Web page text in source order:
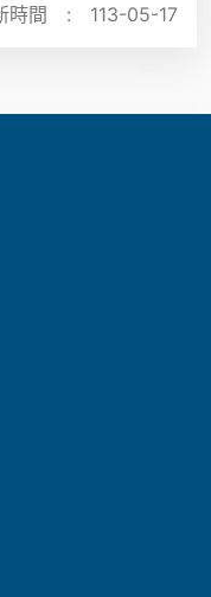
時間 : 113-05-17